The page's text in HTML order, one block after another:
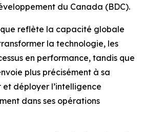
du Canada (BDC).
reflète la capacité globale
la technologie, les
en performance, tandis que
plus précisément à sa
déployer l’intelligence
dans ses opérations